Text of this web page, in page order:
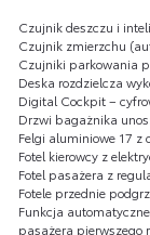
Czujnik deszczu i
Czujnik zmierzchu
Czujniki parkowania
Deska rozdzielcza
Digital Cockpit –
Drzwi bagażnika
Felgi aluminiowe 17 z
Fotel kierowcy z
Fotel pasażera z
Fotele przednie
Funkcja
pasażera pierwszego